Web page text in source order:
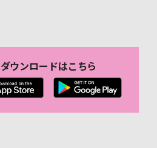
ダウンロードはこちら